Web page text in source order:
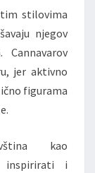
stilovima
njegov
jer aktivno
figurama
kao
inspirirati i